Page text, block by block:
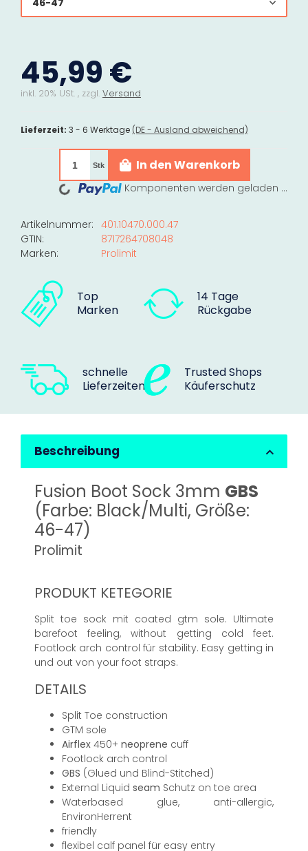
46-47
45,99 €
inkl. 20% USt. , zzgl. Versand
Lieferzeit: 3 - 6 Werktage (DE - Ausland abweichend)
Stk In den Warenkorb
Loading... Komponenten werden geladen ...
Artikelnummer: 401.10470.000.47
GTIN:
8717264708048
Marken:
Prolimit
Top
Marken
14 Tage
Rückgabe
schnelle
Lieferzeiten
Trusted Shops
Käuferschutz
Beschreibung
Fusion Boot Sock 3mm GBS
(Farbe: Black/Multi, Größe:
46-47)
Prolimit
PRODUKT KETEGORIE
Split toe sock mit coated gtm sole. Ultimate
barefoot feeling, without getting cold feet.
Footlock arch control für stability. Easy getting in
und out von your foot straps.
DETAILS
Split Toe construction
GTM sole
Airflex 450+ neoprene cuff
Footlock arch control
GBS (Glued und Blind-Stitched)
External Liquid seam Schutz on toe area
Waterbased glue, anti-allergic,
EnvironHerrent
friendly
flexibel calf panel für easy entry